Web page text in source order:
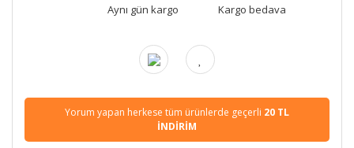
Aynı gün kargo Kargo bedava
Yorum yapan herkese tüm ürünlerde geçerli 20 TL
İNDİRİM